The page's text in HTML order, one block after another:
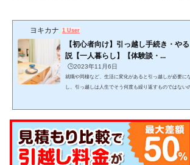
ヨキカナ 1 User
【初心者向け】引っ越し手続き・や
説【一人暮らし】【体験談・...
🕒️2023年11月6日
就職や同棲など、生活に変化があると引っ越しが必要に
し、引っ越しは人生でそう何度も繰り返すものではない
をこなし、失敗しない引っ越しを目指して下さい。 引っ
ュール管理が必要で、見落としも発生し...